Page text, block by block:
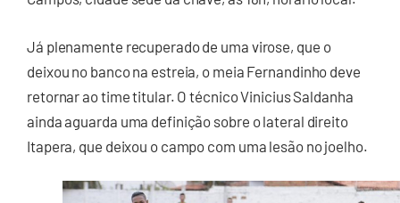
Já plenamente recuperado de uma virose, que o
deixou no banco na estreia, o meia Fernandinho deve
retornar ao time titular. O técnico Vinicius Saldanha
ainda aguarda uma definição sobre o lateral direito
Itapera, que deixou o campo com uma lesão no joelho.